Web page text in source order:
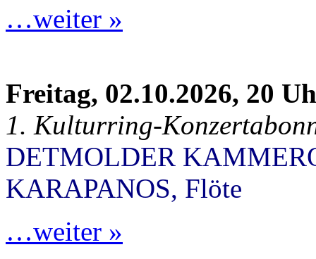
…weiter »
Freitag, 02.10.2026, 20
1. Kulturring-
DETMOLDER
KARAPANOS, Flöte
…weiter »